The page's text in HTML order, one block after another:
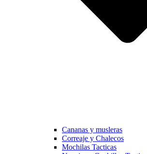
Cananas y musleras
Correaje y Chalecos
Mochilas Tacticas